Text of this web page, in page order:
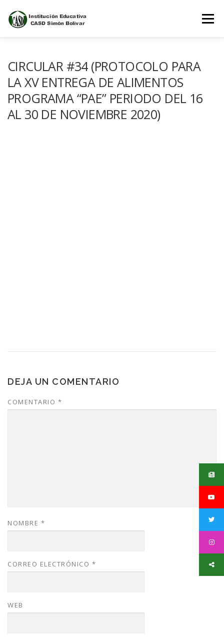
contenido
Menú
PADRES DE FAMILIA
CIRCULAR #34 (PROTOCOLO PARA
LA XV ENTREGA DE ALIMENTOS
PROGRAMA “PAE” PERIODO DEL 16
AL 30 DE NOVIEMBRE 2020)
DEJA UN COMENTARIO
COMENTARIO *
NOMBRE *
CORREO ELECTRÓNICO *
WEB